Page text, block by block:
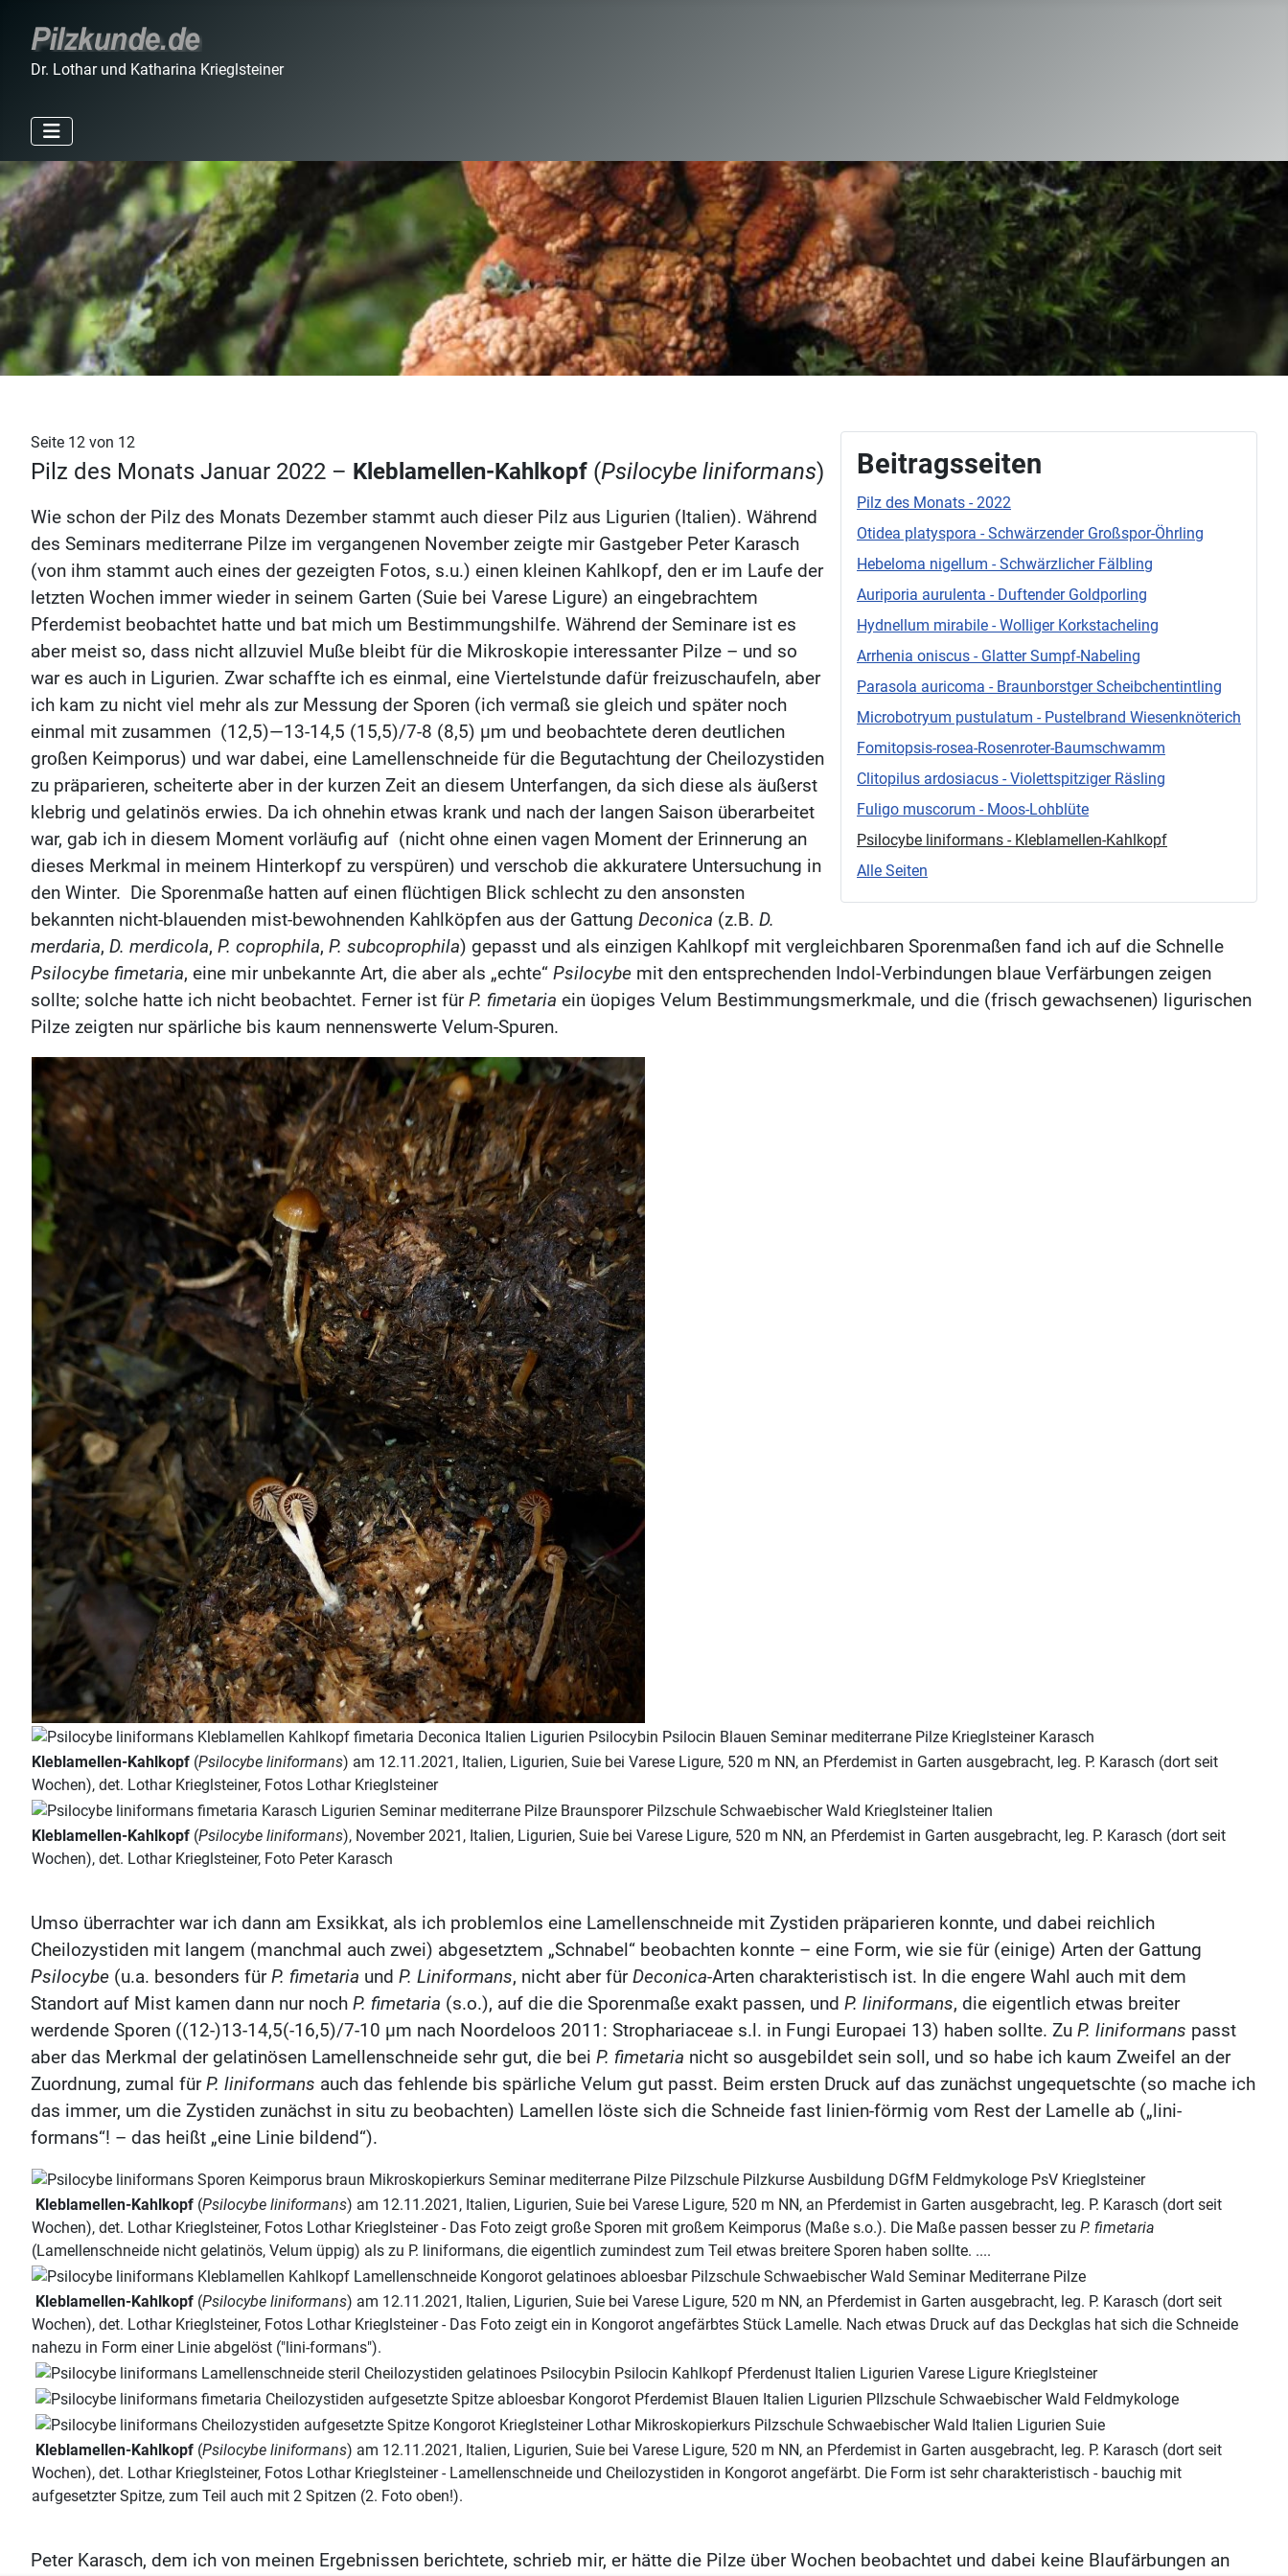
Dr. Lothar und Katharina Krieglsteiner
Beitragsseiten
Pilz des Monats - 2022
Otidea platyspora - Schwärzender Großspor-Öhrling
Hebeloma nigellum - Schwärzlicher Fälbling
Auriporia aurulenta - Duftender Goldporling
Hydnellum mirabile - Wolliger Korkstacheling
Arrhenia oniscus - Glatter Sumpf-Nabeling
Parasola auricoma - Braunborstger Scheibchentintling
Microbotryum pustulatum - Pustelbrand Wiesenknöterich
Fomitopsis-rosea-Rosenroter-Baumschwamm
Clitopilus ardosiacus - Violettspitziger Räsling
Fuligo muscorum - Moos-Lohblüte
Psilocybe liniformans - Kleblamellen-Kahlkopf
Alle Seiten
Seite 12 von 12
Pilz des Monats Januar 2022 – Kleblamellen-Kahlkopf (Psilocybe liniformans)
Wie schon der Pilz des Monats Dezember stammt auch dieser Pilz aus Ligurien (Italien). Während
des Seminars mediterrane Pilze im vergangenen November zeigte mir Gastgeber Peter Karasch
(von ihm stammt auch eines der gezeigten Fotos, s.u.) einen kleinen Kahlkopf, den er im Laufe der
letzten Wochen immer wieder in seinem Garten (Suie bei Varese Ligure) an eingebrachtem
Pferdemist beobachtet hatte und bat mich um Bestimmungshilfe. Während der Seminare ist es
aber meist so, dass nicht allzuviel Muße bleibt für die Mikroskopie interessanter Pilze – und so
war es auch in Ligurien. Zwar schaffte ich es einmal, eine Viertelstunde dafür freizuschaufeln, aber
ich kam zu nicht viel mehr als zur Messung der Sporen (ich vermaß sie gleich und später noch
einmal mit zusammen (12,5)—13-14,5 (15,5)/7-8 (8,5) µm und beobachtete deren deutlichen
großen Keimporus) und war dabei, eine Lamellenschneide für die Begutachtung der Cheilozystiden
zu präparieren, scheiterte aber in der kurzen Zeit an diesem Unterfangen, da sich diese als äußerst
klebrig und gelatinös erwies. Da ich ohnehin etwas krank und nach der langen Saison überarbeitet
war, gab ich in diesem Moment vorläufig auf (nicht ohne einen vagen Moment der Erinnerung an
dieses Merkmal in meinem Hinterkopf zu verspüren) und verschob die akkuratere Untersuchung in
den Winter. Die Sporenmaße hatten auf einen flüchtigen Blick schlecht zu den ansonsten
bekannten nicht-blauenden mist-bewohnenden Kahlköpfen aus der Gattung Deconica (z.B. D.
merdaria, D. merdicola, P. coprophila, P. subcoprophila) gepasst und als einzigen Kahlkopf mit vergleichbaren Sporenmaßen fand ich auf die Schnelle
Psilocybe fimetaria, eine mir unbekannte Art, die aber als „echte“ Psilocybe mit den entsprechenden Indol-Verbindungen blaue Verfärbungen zeigen
sollte; solche hatte ich nicht beobachtet. Ferner ist fürP. fimetaria ein üopiges Velum Bestimmungsmerkmale, und die (frisch gewachsenen) ligurischen
Pilze zeigten nur spärliche bis kaum nennenswerte Velum-Spuren.
Kleblamellen-Kahlkopf (Psilocybe liniformans) am 12.11.2021, Italien, Ligurien, Suie bei Varese Ligure, 520 m NN, an Pferdemist in Garten ausgebracht, leg. P. Karasch (dort seit
Wochen), det. Lothar Krieglsteiner, Fotos Lothar Krieglsteiner
Kleblamellen-Kahlkopf (Psilocybe liniformans), November 2021, Italien, Ligurien, Suie bei Varese Ligure, 520 m NN, an Pferdemist in Garten ausgebracht, leg. P. Karasch (dort seit
Wochen), det. Lothar Krieglsteiner, Foto Peter Karasch
Umso überrachter war ich dann am Exsikkat, als ich problemlos eine Lamellenschneide mit Zystiden präparieren konnte, und dabei reichlich
Cheilozystiden mit langem (manchmal auch zwei) abgesetztem „Schnabel“ beobachten konnte – eine Form, wie sie für (einige) Arten der Gattung
Psilocybe (u.a. besonders fürP. fimetaria und P. Liniformans, nicht aber fürDeconica-Arten charakteristisch ist. In die engere Wahl auch mit dem
Standort auf Mist kamen dann nur noch P. fimetaria (s.o.), auf die die Sporenmaße exakt passen, und P. liniformans, die eigentlich etwas breiter
werdende Sporen ((12-)13-14,5(-16,5)/7-10 µm nach Noordeloos 2011: Strophariaceae s.l. in Fungi Europaei 13) haben sollte. Zu P. liniformans passt
aber das Merkmal der gelatinösen Lamellenschneide sehr gut, die bei P. fimetaria nicht so ausgebildet sein soll, und so habe ich kaum Zweifel an der
Zuordnung, zumal fürP. liniformans auch das fehlende bis spärliche Velum gut passt. Beim ersten Druck auf das zunächst ungequetschte (so mache ich
das immer, um die Zystiden zunächst in situ zu beobachten) Lamellen löste sich die Schneide fast linien-förmig vom Rest der Lamelle ab („lini-
formans“! – das heißt „eine Linie bildend“).
Kleblamellen-Kahlkopf (Psilocybe liniformans) am 12.11.2021, Italien, Ligurien, Suie bei Varese Ligure, 520 m NN, an Pferdemist in Garten ausgebracht, leg. P. Karasch (dort seit
Wochen), det. Lothar Krieglsteiner, Fotos Lothar Krieglsteiner - Das Foto zeigt große Sporen mit großem Keimporus (Maße s.o.). Die Maße passen besser zu P. fimetaria
(Lamellenschneide nicht gelatinös, Velum üppig) als zu P. liniformans, die eigentlich zumindest zum Teil etwas breitere Sporen haben sollte. ....
Kleblamellen-Kahlkopf (Psilocybe liniformans) am 12.11.2021, Italien, Ligurien, Suie bei Varese Ligure, 520 m NN, an Pferdemist in Garten ausgebracht, leg. P. Karasch (dort seit
Wochen), det. Lothar Krieglsteiner, Fotos Lothar Krieglsteiner - Das Foto zeigt ein in Kongorot angefärbtes Stück Lamelle. Nach etwas Druck auf das Deckglas hat sich die Schneide
nahezu in Form einer Linie abgelöst ("lini-formans").
Kleblamellen-Kahlkopf (Psilocybe liniformans) am 12.11.2021, Italien, Ligurien, Suie bei Varese Ligure, 520 m NN, an Pferdemist in Garten ausgebracht, leg. P. Karasch (dort seit
Wochen), det. Lothar Krieglsteiner, Fotos Lothar Krieglsteiner - Lamellenschneide und Cheilozystiden in Kongorot angefärbt. Die Form ist sehr charakteristisch - bauchig mit
aufgesetzter Spitze, zum Teil auch mit 2 Spitzen (2. Foto oben!).
Peter Karasch, dem ich von meinen Ergebnissen berichtete, schrieb mir, er hätte die Pilze über Wochen beobachtet und dabei keine Blaufärbungen an